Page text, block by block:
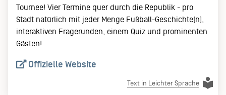
Tournee! Vier Termine quer durch die Republik - pro
Stadt natürlich mit jeder Menge Fußball-Geschichte(n),
interaktiven Fragerunden, einem Quiz und prominenten
Gästen!
Offizielle Website
Text in Leichter Sprache